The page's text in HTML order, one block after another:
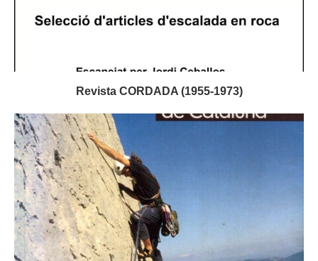
Revista CORDADA (1955-1973)